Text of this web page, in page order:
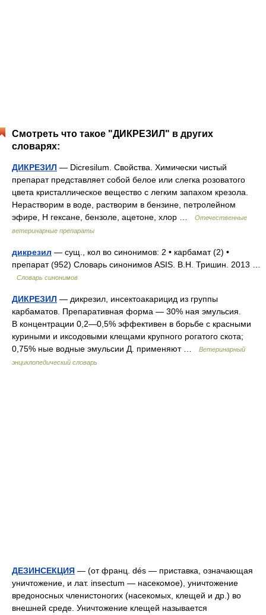
Смотреть что такое "ДИКРЕЗИЛ" в других
словарях:
ДИКРЕЗИЛ — Dicresilum. Свойства. Химически чистый
препарат представляет собой белое или слегка розоватого
цвета кристаллическое вещество с легким запахом крезола.
Нерастворим в воде, растворим в бензине, петролейном
эфире, Н гексане, бензоле, ацетоне, хлор …
Отечественные
ветеринарные препараты
дикрезил — сущ., кол во синонимов: 2 • карбамат (2) •
препарат (952) Словарь синонимов ASIS. В.Н. Тришин. 2013 …
Словарь синонимов
ДИКРЕЗИЛ — дикрезил, инсектоакарицид из группы
карбаматов. Препаративная форма — 30% ная эмульсия.
В концентрации 0,2—0,5% эффективен в борьбе с красными
куриными и иксодовыми клещами крупного рогатого скота;
0,75% ные водные эмульсии Д. применяют …
Ветеринарный
энциклопедический словарь
ДЕЗИНСЕКЦИЯ — (от франц. dés — приставка, означающая
уничтожение, и лат. insectum — насекомое), уничтожение
вредоносных членистоногих (насекомых, клещей и др.) во
внешней среде. Уничтожение клещей называется